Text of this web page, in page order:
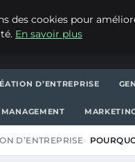
D’ENTREPRISE
D’ENTREPRISE
des cookies pour
En savoir plus